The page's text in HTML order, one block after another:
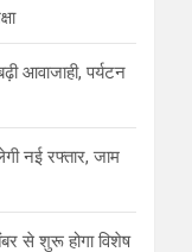
आवाजाही, पर्यटन
नई रफ्तार, जाम
से शुरू होगा विशेष